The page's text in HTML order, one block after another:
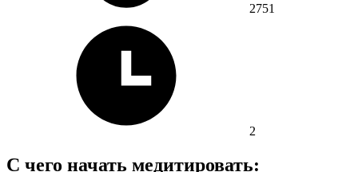
2751
2
С чего начать медитировать: